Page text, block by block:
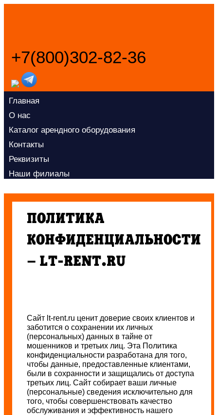
+7(800)302-82-36
Главная
О нас
Каталог арендного оборудования
Контакты
Реквизиты
Наши филиалы
ПОЛИТИКА
КОНФИДЕНЦИАЛЬНОСТИ
– LT-RENT.RU
Сайт lt-rent.ru ценит доверие своих клиентов и
заботится о сохранении их личных
(персональных) данных в тайне от
мошенников и третьих лиц. Эта Политика
конфиденциальности разработана для того,
чтобы данные, предоставленные клиентами,
были в сохранности и защищались от доступа
третьих лиц. Сайт собирает ваши личные
(персональные) сведения исключительно для
того, чтобы совершенствовать качество
обслуживания и эффективность нашего